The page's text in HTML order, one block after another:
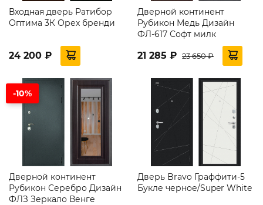
Входная дверь Ратибор
Оптима 3К Орех бренди
24 200 ₽
Дверной континент
Рубикон Медь Дизайн
ФЛ-617 Софт милк
21 285 ₽ 23 650 ₽
-10%
Дверной континент
Рубикон Серебро Дизайн
ФЛЗ Зеркало Венге
Дверь Bravo Граффити-5
Букле черное/Super White